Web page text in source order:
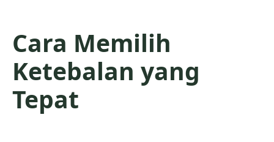
Cara Memilih
Ketebalan yang
Tepat